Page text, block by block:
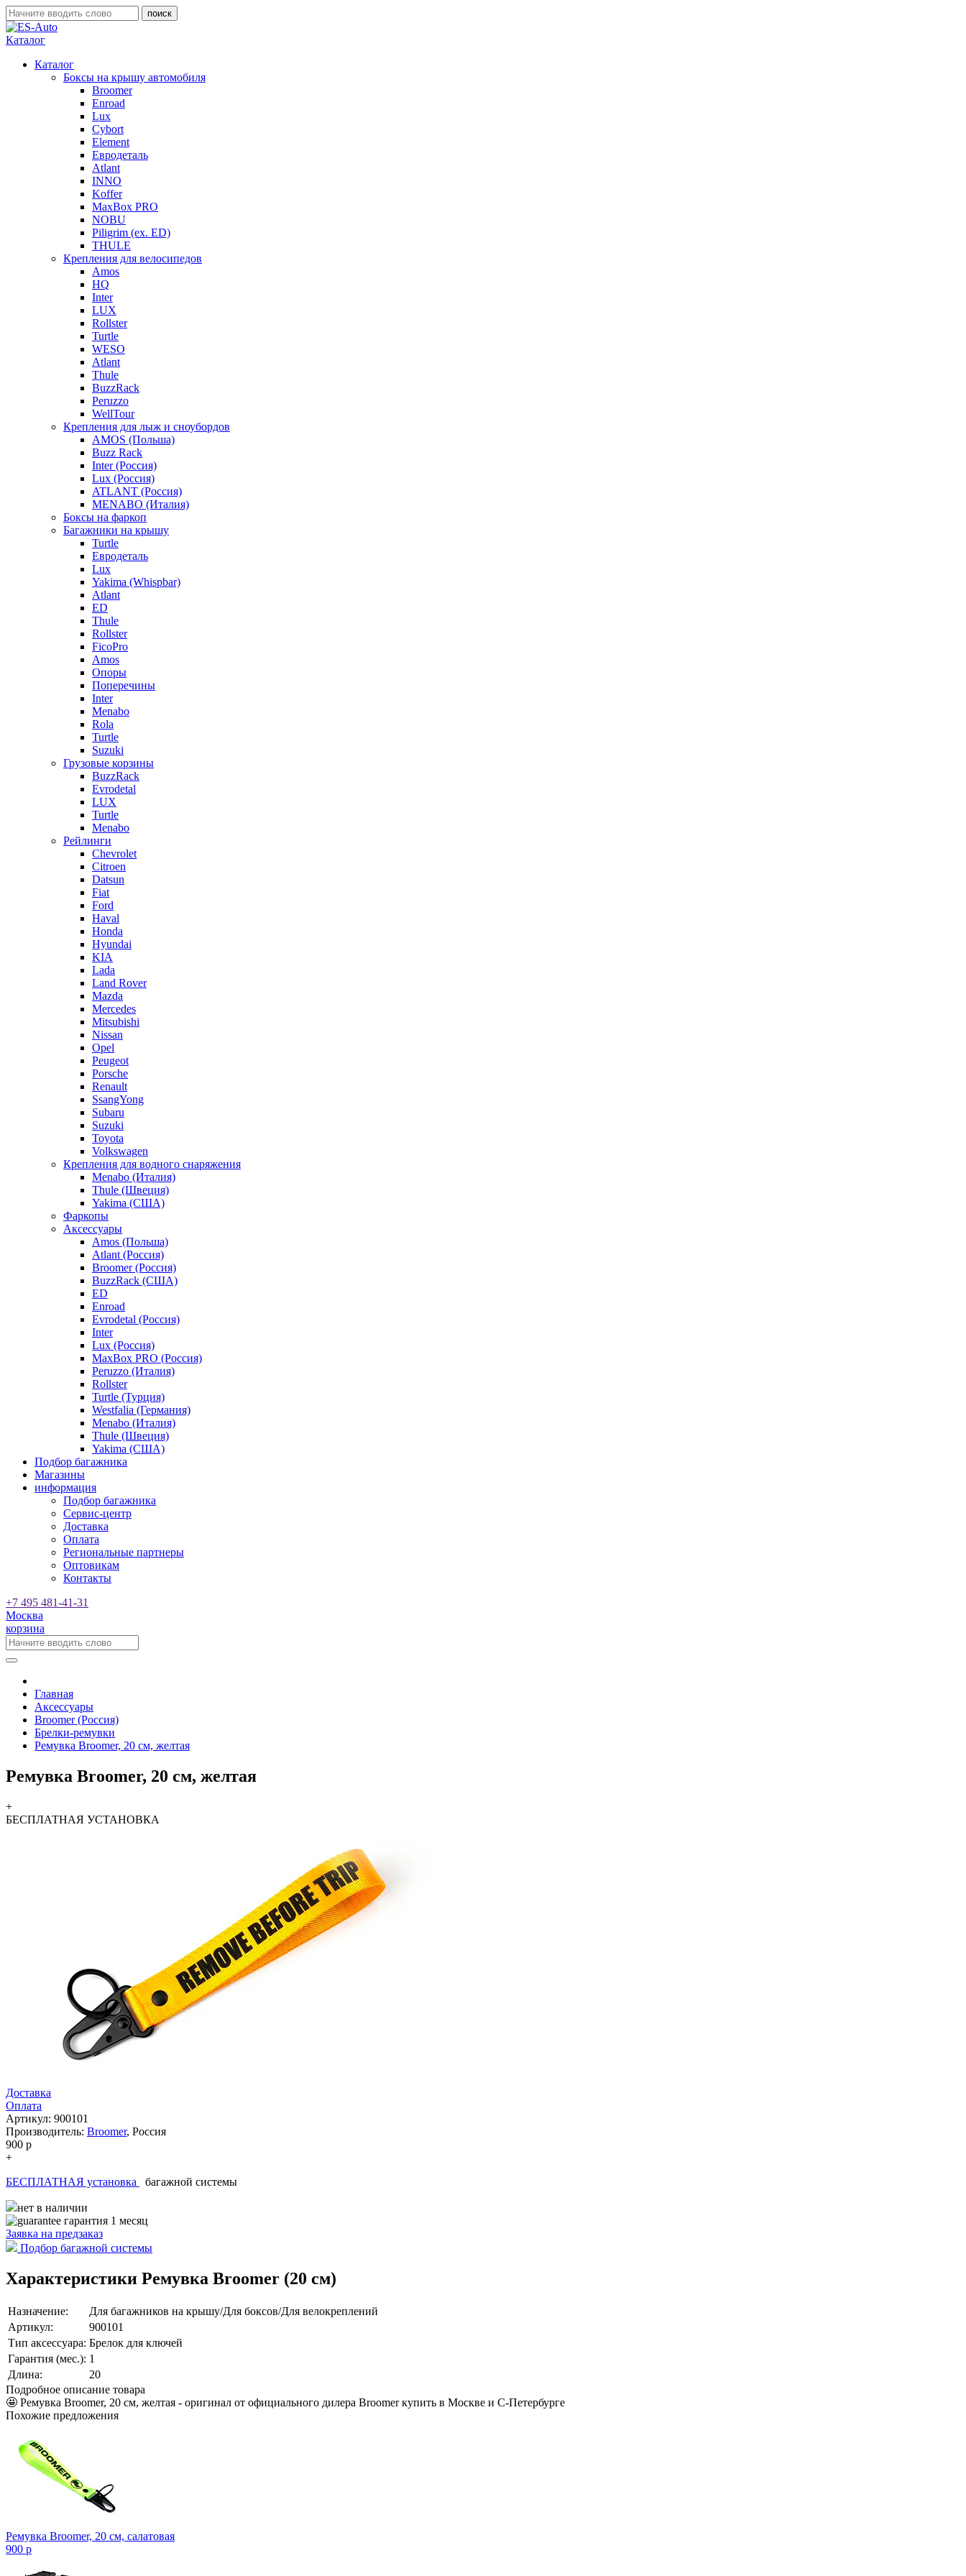
Каталог
Каталог
Боксы на крышу автомобиля
Broomer
Enroad
Lux
Cybort
Element
Евродеталь
Atlant
INNO
Koffer
MaxBox PRO
NOBU
Piligrim (ex. ED)
THULE
Крепления для велосипедов
Amos
HQ
Inter
LUX
Rollster
Turtle
WESO
Atlant
Thule
BuzzRack
Peruzzo
WellTour
Крепления для лыж и сноубордов
AMOS (Польша)
Buzz Rack
Inter (Россия)
Lux (Россия)
ATLANT (Россия)
MENABO (Италия)
Боксы на фаркоп
Багажники на крышу
Turtle
Евродеталь
Lux
Yakima (Whispbar)
Atlant
ED
Thule
Rollster
FicoPro
Amos
Опоры
Поперечины
Inter
Menabo
Rola
Turtle
Suzuki
Грузовые корзины
BuzzRack
Evrodetal
LUX
Turtle
Menabo
Рейлинги
Chevrolet
Citroen
Datsun
Fiat
Ford
Haval
Honda
Hyundai
KIA
Lada
Land Rover
Mazda
Mercedes
Mitsubishi
Nissan
Opel
Peugeot
Porsche
Renault
SsangYong
Subaru
Suzuki
Toyota
Volkswagen
Крепления для водного снаряжения
Menabo (Италия)
Thule (Швеция)
Yakima (США)
Фаркопы
Аксессуары
Amos (Польша)
Atlant (Россия)
Broomer (Россия)
BuzzRack (США)
ED
Enroad
Evrodetal (Россия)
Inter
Lux (Россия)
MaxBox PRO (Россия)
Peruzzo (Италия)
Rollster
Turtle (Турция)
Westfalia (Германия)
Menabo (Италия)
Thule (Швеция)
Yakima (США)
Подбор багажника
Магазины
информация
Подбор багажника
Сервис-центр
Доставка
Оплата
Региональные партнеры
Оптовикам
Контакты
+7 495 481-41-31
Москва
корзина
Главная
Аксессуары
Broomer (Россия)
Брелки-ремувки
Ремувка Broomer, 20 см, желтая
Ремувка Broomer, 20 см, желтая
+
БЕСПЛАТНАЯ УСТАНОВКА
Доставка
Оплата
Артикул: 900101
Производитель: Broomer, Россия
900 p
+
БЕСПЛАТНАЯ установка
багажной системы
нет в наличии
гарантия 1 месяц
Заявка на предзаказ
Подбор багажной системы
Характеристики Ремувка Broomer (20 см)
Назначение:
Для багажников на крышу/Для боксов/Для велокреплений
Артикул:
900101
Тип аксессуара: Брелок для ключей
Гарантия (мес.): 1
Длина:
20
Подробное описание товара
🤩 Ремувка Broomer, 20 см, желтая - оригинал от официального дилера Broomer купить в Москве и С-Петербурге
Похожие предложения
Ремувка Broomer, 20 см, салатовая
900 p